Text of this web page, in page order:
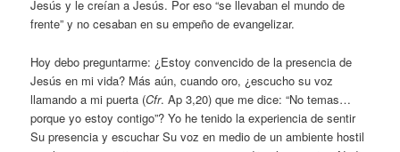
Jesús y le creían a Jesús. Por eso “se llevaban el mundo de
frente” y no cesaban en su empeño de evangelizar.
Hoy debo preguntarme: ¿Estoy convencido de la presencia de
Jesús en mi vida? Más aún, cuando oro, ¿escucho su voz
llamando a mi puerta (Cfr. Ap 3,20) que me dice: “No temas…
porque yo estoy contigo”? Yo he tenido la experiencia de sentir
Su presencia y escuchar Su voz en medio de un ambiente hostil